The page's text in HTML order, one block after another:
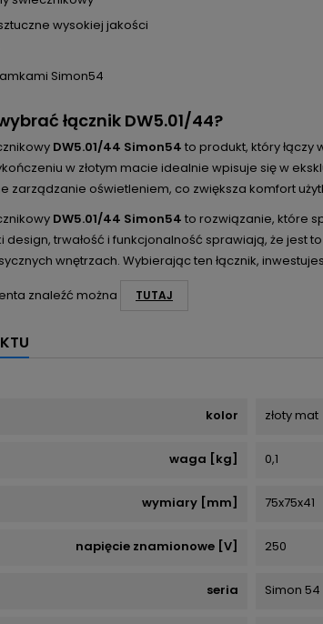
wysokiej jakości
Simon54
łącznik DW5.01/44?
DW5.01/44 Simon54 to produkt, który
w złotym macie idealnie wpisuje się w
zarządzanie oświetleniem, co zwiększa komfort
DW5.01/44 Simon54 to rozwiązanie, które
design, trwałość i funkcjonalność sprawiają, że jest
wnętrzach. Wybierając ten łącznik,
znaleźć można
TUTAJ
kolor złoty mat
waga [kg] 0,1
wymiary [mm] 75x75x41
napięcie znamionowe [V] 250
seria Simon 54